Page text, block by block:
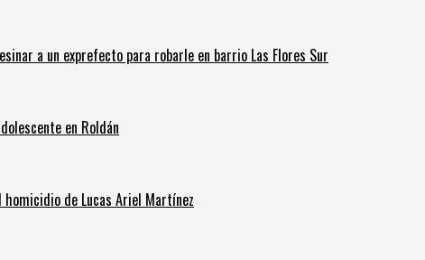
a un exprefecto para robarle en barrio Las Flores Sur
en Roldán
homicidio de Lucas Ariel Martínez